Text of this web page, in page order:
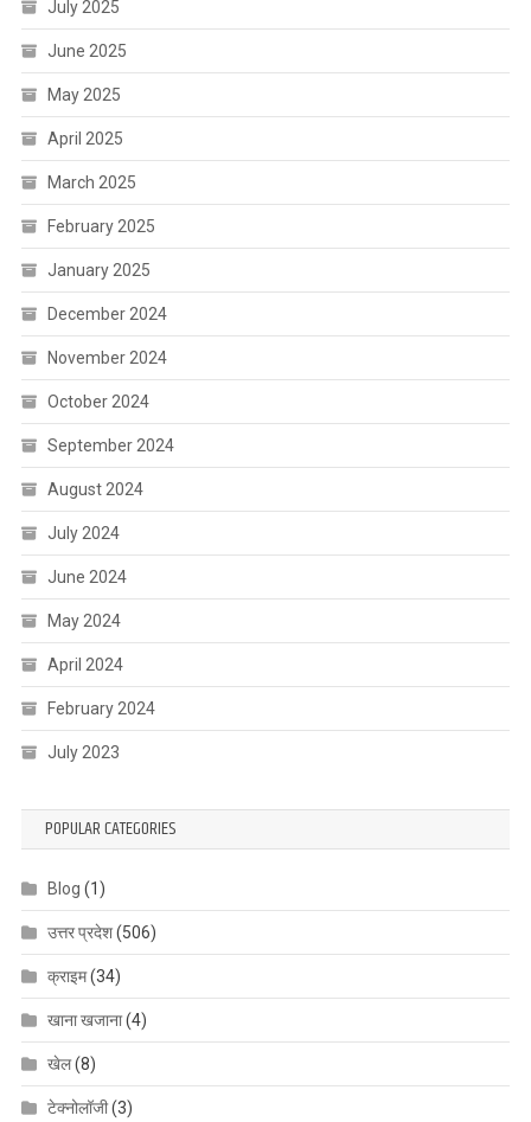
July 2025
June 2025
May 2025
April 2025
March 2025
February 2025
January 2025
December 2024
November 2024
October 2024
September 2024
August 2024
July 2024
June 2024
May 2024
April 2024
February 2024
July 2023
POPULAR CATEGORIES
Blog (1)
उत्तर प्रदेश(506)
क्राइम(34)
खाना खजाना(4)
खेल(8)
टेक्नोलॉजी(3)